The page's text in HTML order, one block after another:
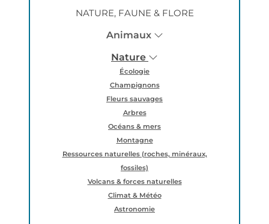
NATURE, FAUNE & FLORE
Animaux
Nature
Écologie
Champignons
Fleurs sauvages
Arbres
Océans & mers
Montagne
Ressources naturelles (roches, minéraux,
fossiles)
Volcans & forces naturelles
Climat & Météo
Astronomie